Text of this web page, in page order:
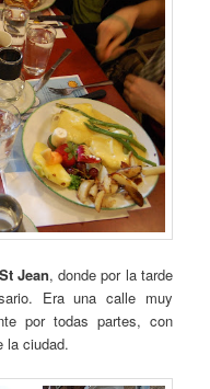
Jean, donde por la tarde
Era una calle muy
por todas partes, con
la ciudad.